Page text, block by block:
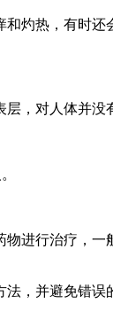
灼热，有时还
，对人体并没
进行治疗，一
，并避免错误